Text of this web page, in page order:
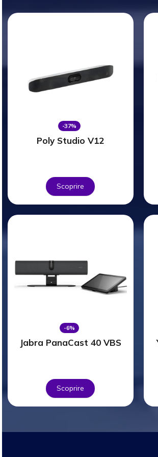
-37%
Poly Studio V12
Scoprire
-6%
Jabra PanaCast 40 VBS
Scoprire